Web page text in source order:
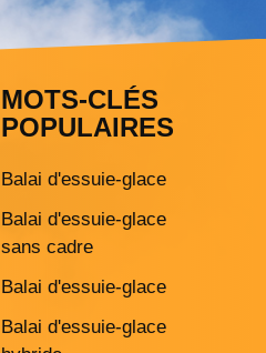
MOTS-CLÉS
POPULAIRES
Balai d'essuie-glace
Balai d'essuie-glace
sans cadre
Balai d'essuie-glace
Balai d'essuie-glace